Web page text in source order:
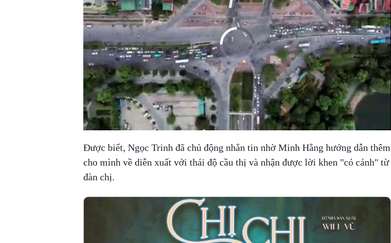
Được biết, Ngọc Trinh đã chủ động nhắn tin nhờ Minh Hằng hướng dẫn thêm
cho mình về diễn xuất với thái độ cầu thị và nhận được lời khen "có cánh" từ
đàn chị.